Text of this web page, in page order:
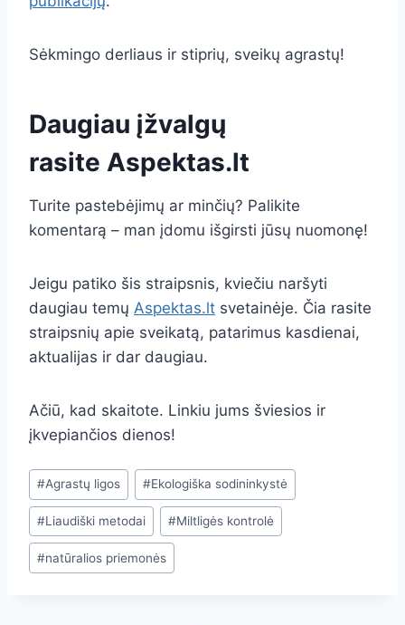
Sėkmingo derliaus ir stiprių, sveikų agrastų!
Daugiau įžvalgų
rasite Aspektas.lt
Turite pastebėjimų ar minčių? Palikite
komentarą – man įdomu išgirsti jūsų nuomonę!
Jeigu patiko šis straipsnis, kviečiu naršyti
daugiau temų Aspektas.lt svetainėje. Čia rasite
straipsnių apie sveikatą, patarimus kasdienai,
aktualijas ir dar daugiau.
Ačiū, kad skaitote. Linkiu jums šviesios ir
įkvepiančios dienos!
Post
Tags:
#Agrastų ligos #Ekologiška sodininkystė
#Liaudiški metodai #Miltligės kontrolė
#natūralios priemonės